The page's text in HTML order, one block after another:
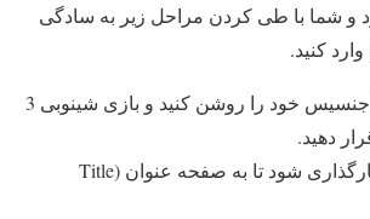
و شما با طی کردن مراحل زیر به سادگی
کنید.
ابتدا کنسول سگا جنسیس خود را روشن کنید و بازی شینوبی 3
دهید.
اجازه دهید بازی بارگذاری شود تا به صفحه عنوان (Title